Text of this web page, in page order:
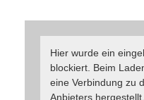
Hier wurde ein
blockiert. Beim
eine Verbindung zu
Anbieters